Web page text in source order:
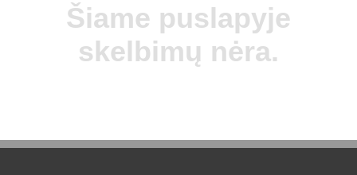
Šiame puslapyje
skelbimų nėra.